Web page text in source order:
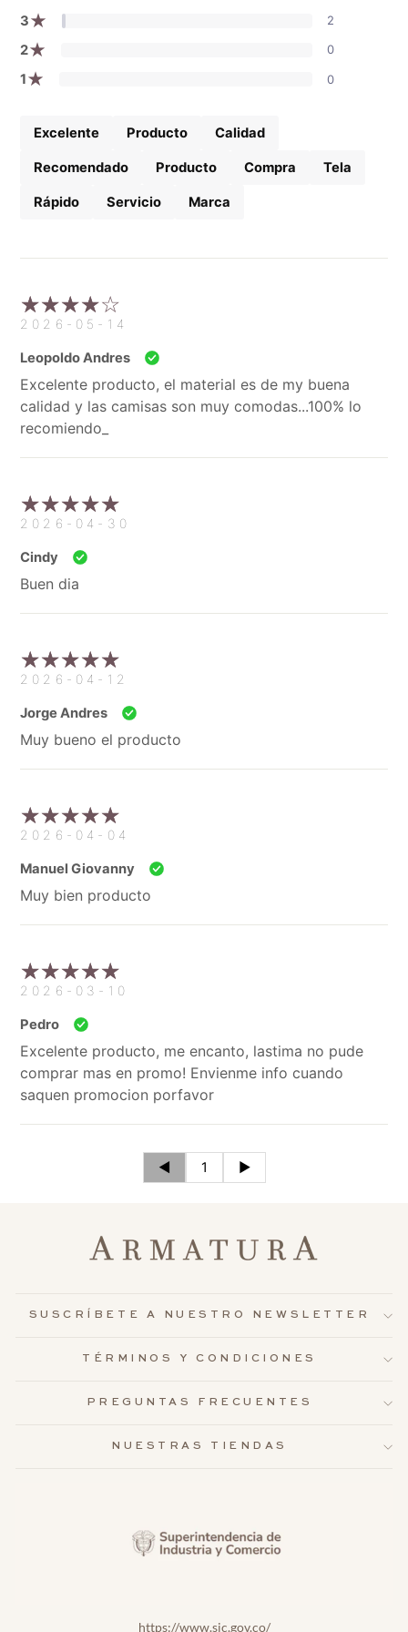
3★ 2
2★ 0
1★ 0
Excelente Producto Calidad
Recomendado Producto Compra Tela
Rápido Servicio Marca
2026-05-14
Leopoldo Andres
Excelente producto, el material es de my buena
calidad y las camisas son muy comodas...100% lo
recomiendo_
2026-04-30
Cindy
Buen dia
2026-04-12
Jorge Andres
Muy bueno el producto
2026-04-04
Manuel Giovanny
Muy bien producto
2026-03-10
Pedro
Excelente producto, me encanto, lastima no pude
comprar mas en promo! Envienme info cuando
saquen promocion porfavor
◄ 1 ►
SUSCRÍBETE A NUESTRO NEWSLETTER
TÉRMINOS Y CONDICIONES
PREGUNTAS FRECUENTES
NUESTRAS TIENDAS
https://www.sic.gov.co/